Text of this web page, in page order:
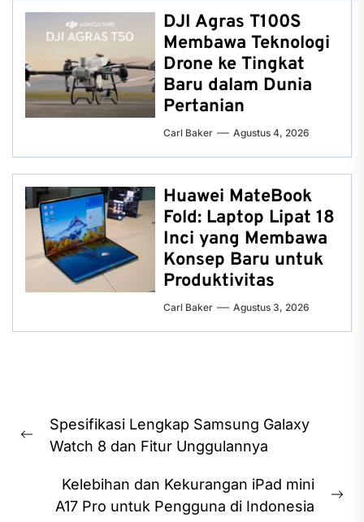
DJI Agras T100S
Membawa Teknologi
Drone ke Tingkat
Baru dalam Dunia
Pertanian
Carl Baker Agustus 4, 2026
Huawei MateBook
Fold: Laptop Lipat 18
Inci yang Membawa
Konsep Baru untuk
Produktivitas
Carl Baker Agustus 3, 2026
pos
Previous
Spesifikasi Lengkap Samsung Galaxy
Watch 8 dan Fitur Unggulannya
Kelebihan dan Kekurangan iPad mini
A17 Pro untuk Pengguna di Indonesia